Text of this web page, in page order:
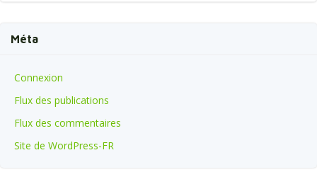
Méta
Connexion
Flux des publications
Flux des commentaires
Site de WordPress-FR